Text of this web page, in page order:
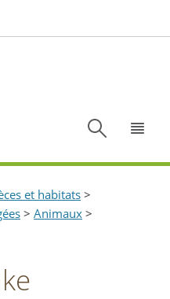
et habitats>
> Animaux >